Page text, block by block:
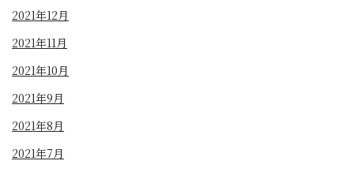
2021年12月
2021年11月
2021年10月
2021年9月
2021年8月
2021年7月